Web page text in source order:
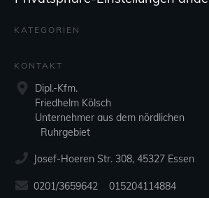
KATEGORIEN
KONTAKT
Dipl.-Kfm.
Friedhelm Kölsch
Unternehmer aus dem nördlichen
Ruhrgebiet
Josef-Hoeren Str. 308, 45327 Essen
0201/3659642 015204114884